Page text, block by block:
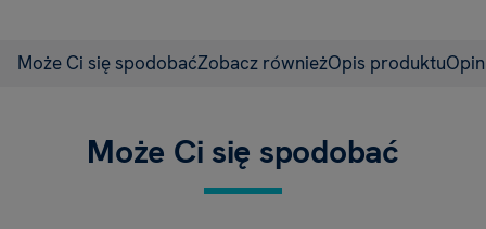
Może Ci się spodobaćZobacz równieżOpis produktu
Może Ci się spodobać